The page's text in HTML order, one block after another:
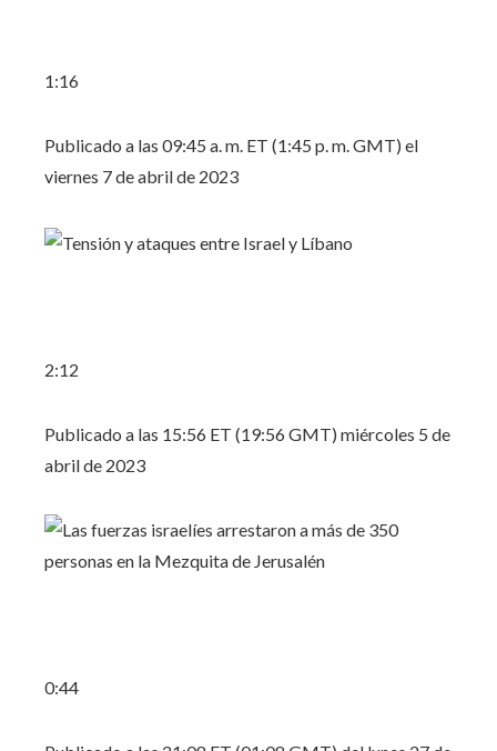
1:16
Publicado a las 09:45 a. m. ET (1:45 p. m. GMT) el
viernes 7 de abril de 2023
2:12
Publicado a las 15:56 ET (19:56 GMT) miércoles 5 de
abril de 2023
0:44